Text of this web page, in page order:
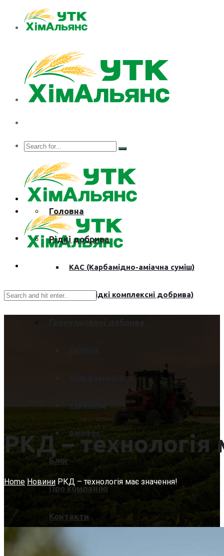
Головна
Рідкі добрива
КАС (Карбамідно-аміачна суміш)
РКД (Рідкі комплексні добрива)
Сульфоаммофос
Карбамід
Амофос
Блог
Про компанію
Контакти
РКД – технологія
Home Новини РКД – технологія має значення!